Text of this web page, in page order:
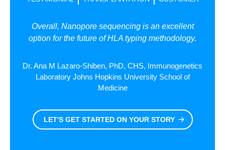
Overall, Nanopore sequencing is an excellent
option for the future of HLA typing methodology.
Dr. Ana M Lazaro-Shiben, PhD, CHS, Immunogenetics
Laboratory Johns Hopkins University School of
Medicine
LET'S GET STARTED ON YOUR STORY